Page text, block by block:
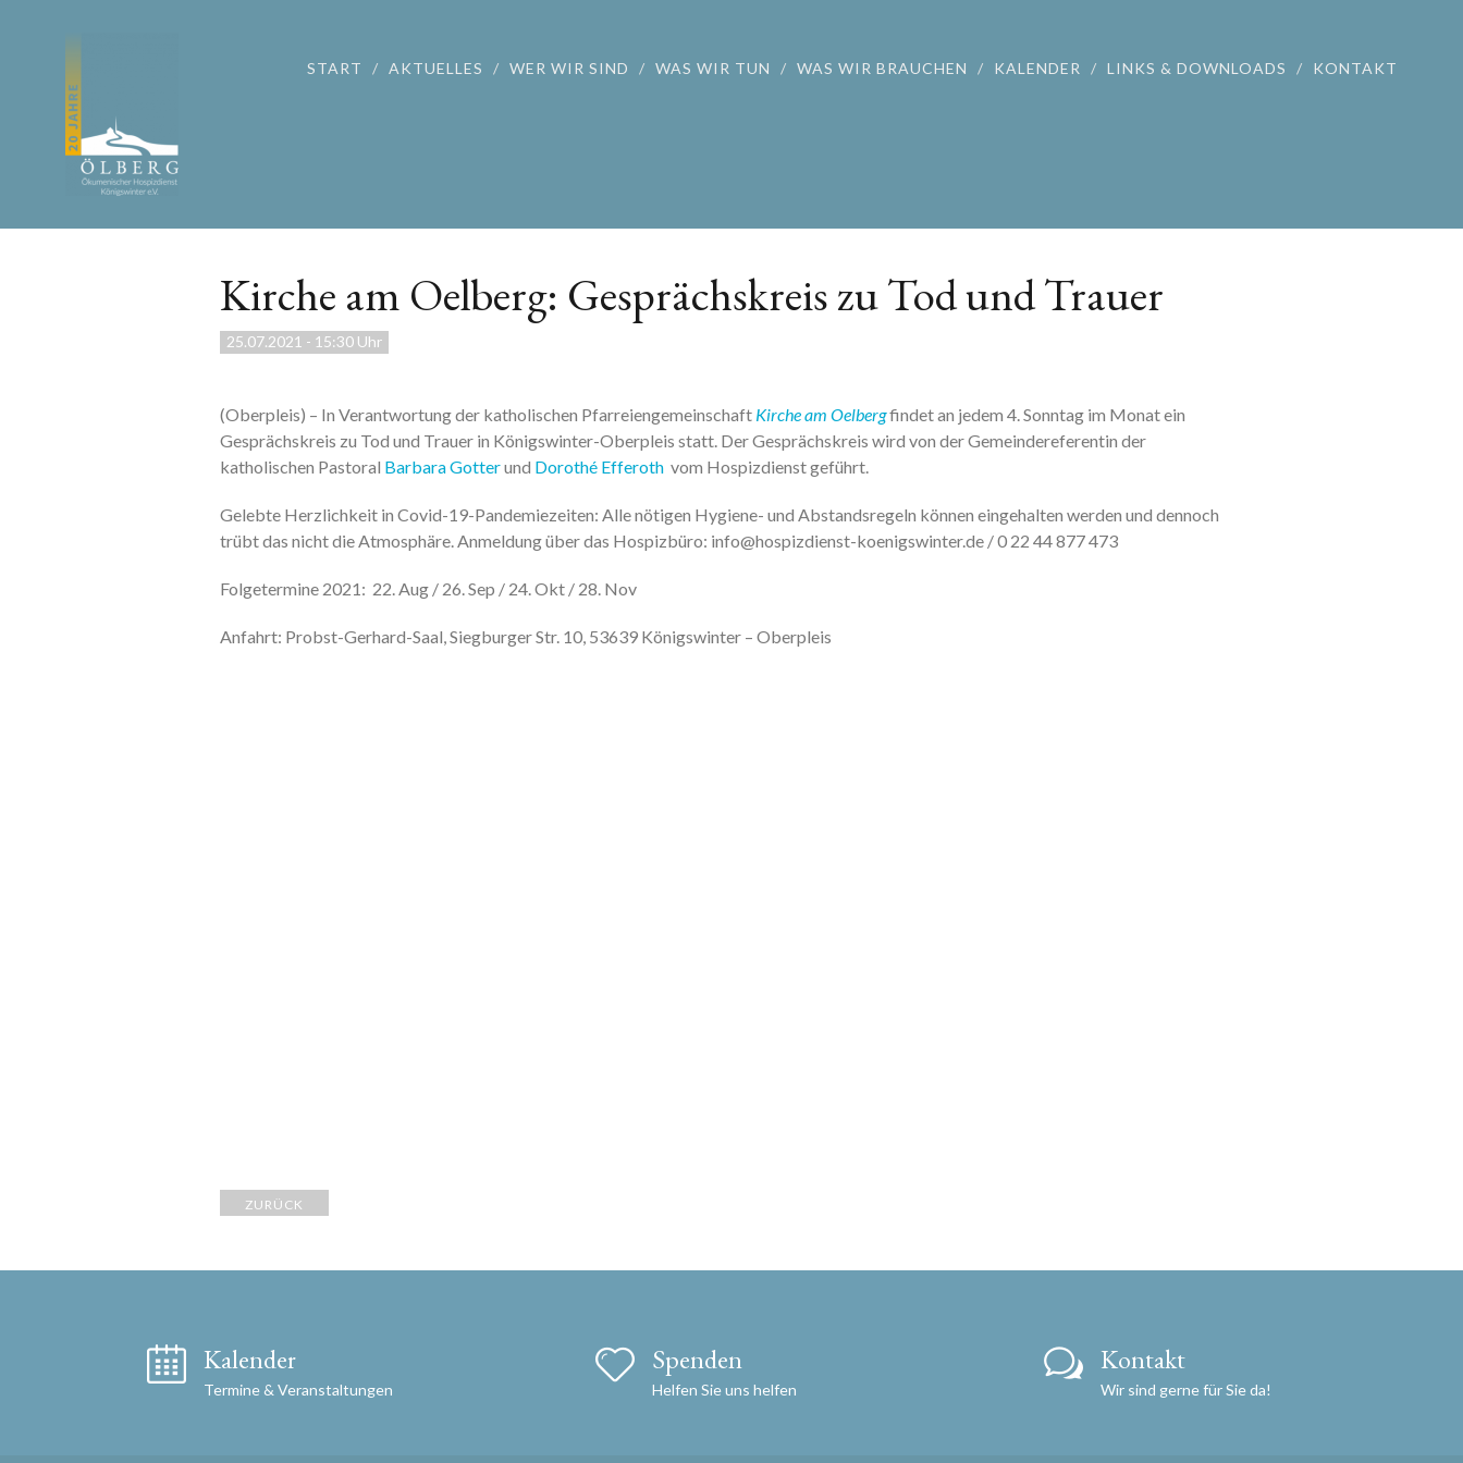
START AKTUELLES WER WIR SIND WAS WIR TUN WAS WIR BRAUCHEN KALENDER LINKS & DOWNLOADS KONTAKT
Kirche am Oelberg: Gesprächskreis zu Tod und Trauer
25.07.2021 - 15:30 Uhr
(Oberpleis) – In Verantwortung der katholischen Pfarreiengemeinschaft Kirche am Oelbergfindet an jedem 4. Sonntag im Monat ein
Gesprächskreis zu Tod und Trauer in Königswinter-Oberpleis statt. Der Gesprächskreis wird von der Gemeindereferentin der
katholischen Pastoral Barbara Gotterund Dorothé Efferoth vom Hospizdienst geführt.
Gelebte Herzlichkeit in Covid-19-Pandemiezeiten: Alle nötigen Hygiene- und Abstandsregeln können eingehalten werden und dennoch
trübt das nicht die Atmosphäre. Anmeldung über das Hospizbüro: info@hospizdienst-koenigswinter.de / 0 22 44 877 473
Folgetermine 2021: 22. Aug / 26. Sep / 24. Okt / 28. Nov
Anfahrt: Probst-Gerhard-Saal, Siegburger Str. 10, 53639 Königswinter – Oberpleis
ZURÜCK
Kalender
Termine & Veranstaltungen
Spenden
Helfen Sie uns helfen
Kontakt
Wir sind gerne für Sie da!